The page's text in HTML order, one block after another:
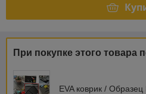
При покупке этого товара
EVA коврик /